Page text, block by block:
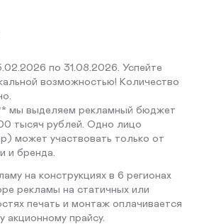
по 31.08.2026. Успейте
возможностью! Количество
мы выделяем рекламный бюджет
тысяч рублей. Одно лицо
может участвовать только от
и бренда.
на конструкциях в 6 регионах
рекламы на статичных или
печать и монтаж оплачивается
акционному прайсу.